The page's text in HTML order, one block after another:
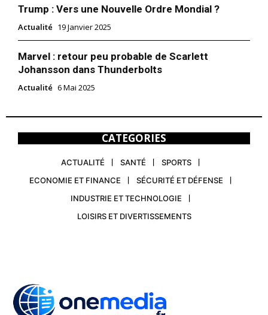
Trump : Vers une Nouvelle Ordre Mondial ?
Actualité 19 Janvier 2025
Marvel : retour peu probable de Scarlett
Johansson dans Thunderbolts
Actualité 6 Mai 2025
CATEGORIES
ACTUALITÉ SANTÉ
SPORTS
ECONOMIE ET FINANCE
SÉCURITÉ ET DÉFENSE
INDUSTRIE ET TECHNOLOGIE
LOISIRS ET DIVERTISSEMENTS